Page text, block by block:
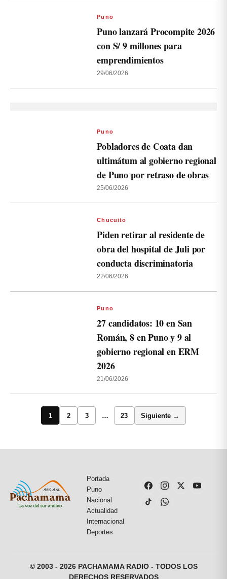
Puno
Puno lanzará Procompite 2026
con S/ 9 millones para
emprendimientos
29/06/2026
Puno
Pobladores de Coata dan
ultimátum al gobierno regional
de Puno por retraso de obras
25/06/2026
Chucuito
Piden retirar al residente de
obra del hospital de Juli por
conducta discriminatoria
22/06/2026
Puno
27 candidatos: 10 en San
Román, 8 en Puno y 9 al
gobierno regional en ERM
2026
21/06/2026
1 2 3 … 23 Siguiente →
Portada
Puno
Nacional
Actualidad
Internacional
Deportes
© 2003 - 2026 PACHAMAMA RADIO - TODOS LOS
DERECHOS RESERVADOS